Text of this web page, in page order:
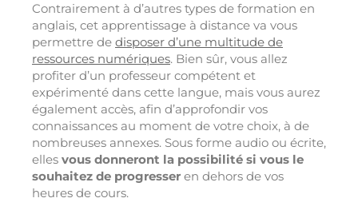
Contrairement à d’autres types de formation en
anglais, cet apprentissage à distance va vous
permettre de disposer d’une multitude de
ressources numériques. Bien sûr, vous allez
profiter d’un professeur compétent et
expérimenté dans cette langue, mais vous aurez
également accès, afin d’approfondir vos
connaissances au moment de votre choix, à de
nombreuses annexes. Sous forme audio ou écrite,
elles vous donneront la possibilité si vous le
souhaitez de progresser en dehors de vos
heures de cours.